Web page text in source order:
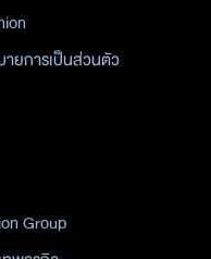
ายการเป็นส่วนตัว
Group